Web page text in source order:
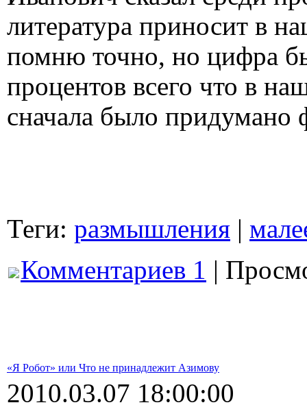
литература приносит в
помню точно, но цифра
процентов всего что в
сначала было придумано
Теги: размышления |
Комментариев 1 |
«Я Робот» или Что не принадлежит Азимову
2010.03.07 18:00:00